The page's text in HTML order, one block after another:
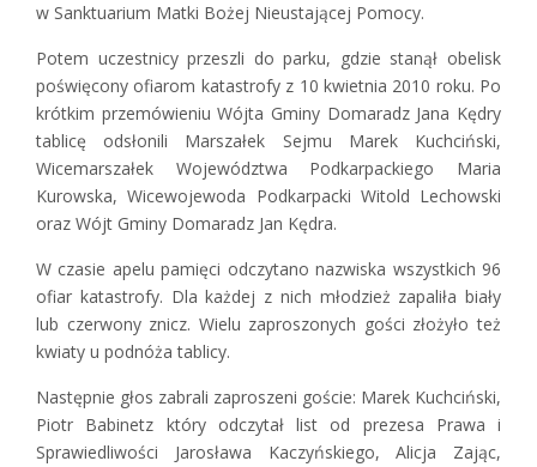
w Sanktuarium Matki Bożej Nieustającej Pomocy.
Potem uczestnicy przeszli do parku, gdzie stanął obelisk
poświęcony ofiarom katastrofy z 10 kwietnia 2010 roku. Po
krótkim przemówieniu Wójta Gminy Domaradz Jana Kędry
tablicę odsłonili Marszałek Sejmu Marek Kuchciński,
Wicemarszałek Województwa Podkarpackiego Maria
Kurowska, Wicewojewoda Podkarpacki Witold Lechowski
oraz Wójt Gminy Domaradz Jan Kędra.
W czasie apelu pamięci odczytano nazwiska wszystkich 96
ofiar katastrofy. Dla każdej z nich młodzież zapaliła biały
lub czerwony znicz. Wielu zaproszonych gości złożyło też
kwiaty u podnóża tablicy.
Następnie głos zabrali zaproszeni goście: Marek Kuchciński,
Piotr Babinetz który odczytał list od prezesa Prawa i
Sprawiedliwości Jarosława Kaczyńskiego, Alicja Zając,